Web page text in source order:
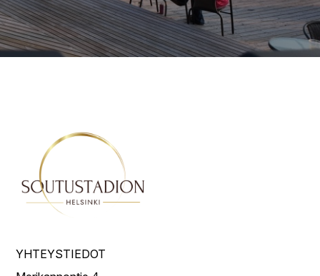
YHTEYSTIEDOT